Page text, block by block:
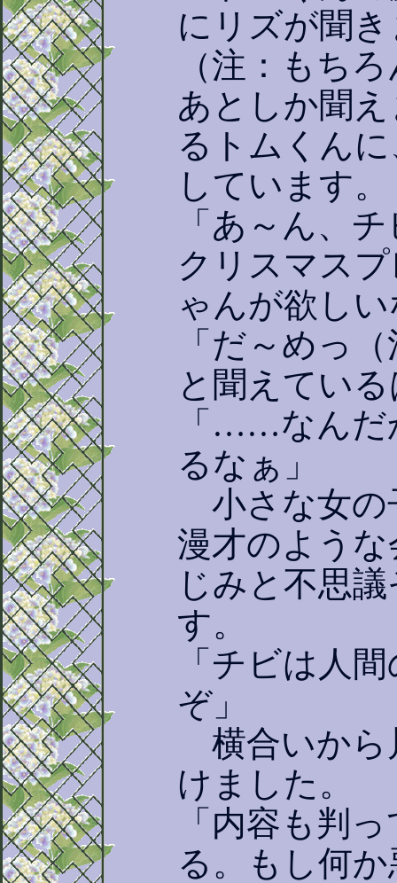
にリズが聞
（注：もち
あとしか聞
るトムくん
しています。
「あ～ん、
クリスマス
ゃんが欲し
「だ～めっ
と聞えてい
「……なんだ
るなぁ」
小さな女の
漫才のよう
じみと不思
す。
「チビは人
ぞ」
横合いから
けました。
「内容も判
る。もし何